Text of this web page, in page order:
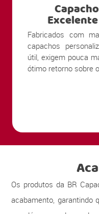
Alta
Nossos produtos
resistentes ao uso
pessoas. Sua
apresentação por
Os produtos da BR
acabamento, garantindo